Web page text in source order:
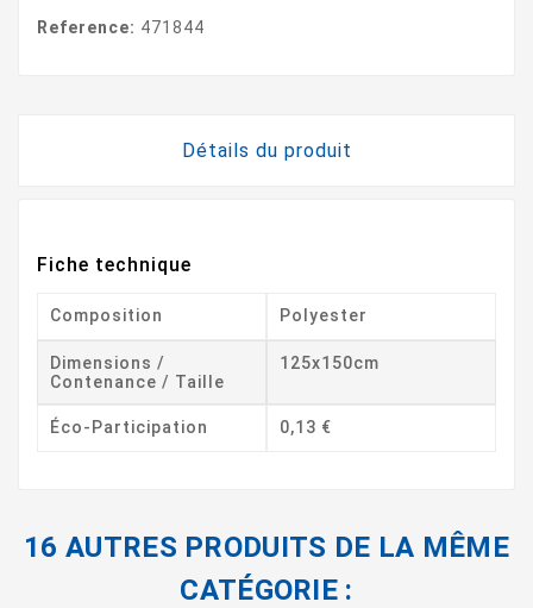
Reference: 471844
Détails du produit
Fiche technique
Composition Polyester
Dimensions /
Contenance / Taille
125x150cm
Éco-Participation 0,13 €
16 AUTRES PRODUITS DE LA MÊME
CATÉGORIE :